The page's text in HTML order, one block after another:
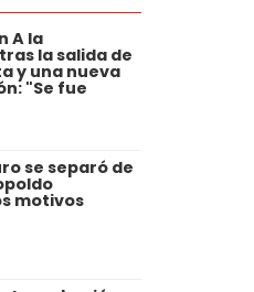
A la
la salida de
y una nueva
"Se fue
se separó de
motivos